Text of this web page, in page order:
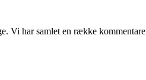
Vi har samlet en række